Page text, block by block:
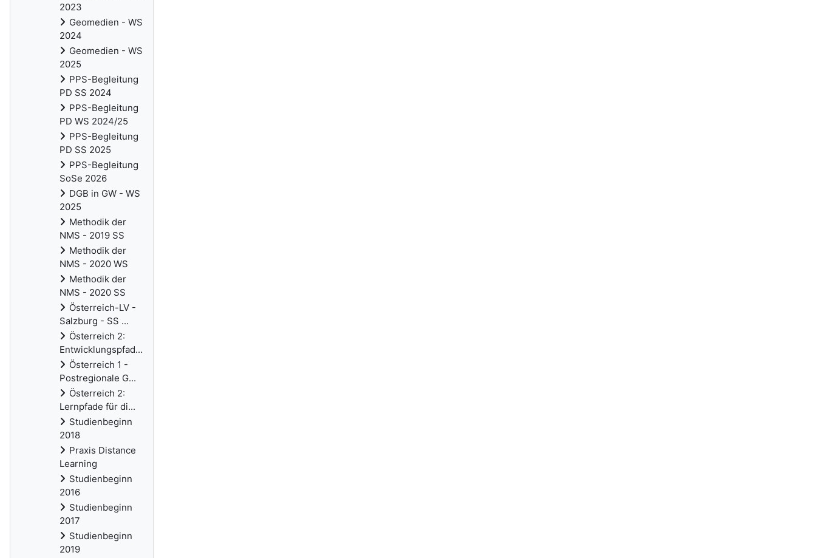
2023
Geomedien - WS
2024
Geomedien - WS
2025
PPS-Begleitung
PD SS 2024
PPS-Begleitung
PD WS 2024/25
PPS-Begleitung
PD SS 2025
PPS-Begleitung
SoSe 2026
DGB in GW - WS
2025
Methodik der
NMS - 2019 SS
Methodik der
NMS - 2020 WS
Methodik der
NMS - 2020 SS
Österreich-LV -
Salzburg - SS ...
Österreich 2:
Entwicklungspfad...
Österreich 1 -
Postregionale G...
Österreich 2:
Lernpfade für di...
Studienbeginn
2018
Praxis Distance
Learning
Studienbeginn
2016
Studienbeginn
2017
Studienbeginn
2019